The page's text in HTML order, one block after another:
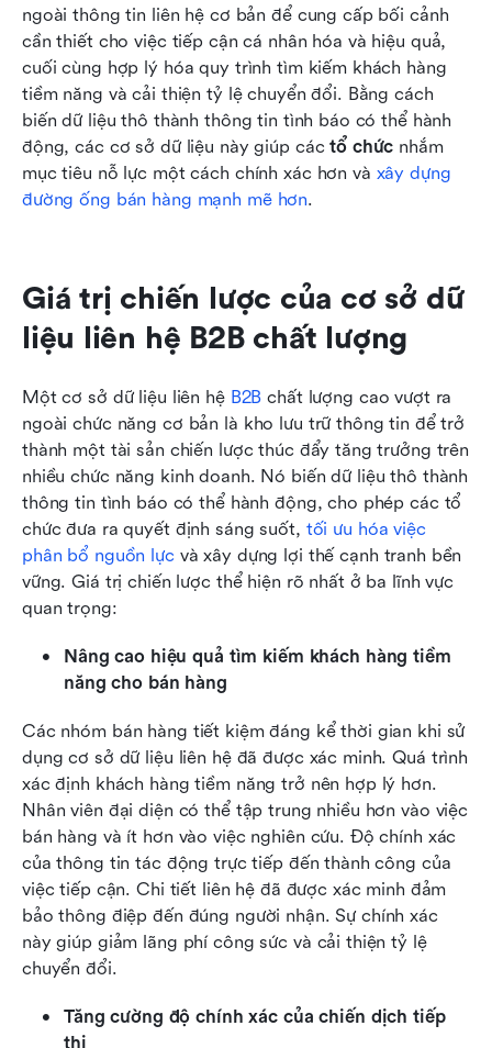
ngoài thông tin liên hệ cơ bản để cung cấp bối cảnh
cần thiết cho việc tiếp cận cá nhân hóa và hiệu quả,
cuối cùng hợp lý hóa quy trình tìm kiếm khách hàng
tiềm năng và cải thiện tỷ lệ chuyển đổi. Bằng cách
biến dữ liệu thô thành thông tin tình báo có thể hành
động, các cơ sở dữ liệu này giúp các tổ chức nhắm
mục tiêu nỗ lực một cách chính xác hơn và xây dựng
đường ống bán hàng mạnh mẽ hơn.
Giá trị chiến lược của cơ sở dữ
liệu liên hệ B2B chất lượng
Một cơ sở dữ liệu liên hệ B2B chất lượng cao vượt ra
ngoài chức năng cơ bản là kho lưu trữ thông tin để trở
thành một tài sản chiến lược thúc đẩy tăng trưởng trên
nhiều chức năng kinh doanh. Nó biến dữ liệu thô thành
thông tin tình báo có thể hành động, cho phép các tổ
chức đưa ra quyết định sáng suốt, tối ưu hóa việc
phân bổ nguồn lực và xây dựng lợi thế cạnh tranh bền
vững. Giá trị chiến lược thể hiện rõ nhất ở ba lĩnh vực
quan trọng:
Nâng cao hiệu quả tìm kiếm khách hàng tiềm
năng cho bán hàng
Các nhóm bán hàng tiết kiệm đáng kể thời gian khi sử
dụng cơ sở dữ liệu liên hệ đã được xác minh. Quá trình
xác định khách hàng tiềm năng trở nên hợp lý hơn.
Nhân viên đại diện có thể tập trung nhiều hơn vào việc
bán hàng và ít hơn vào việc nghiên cứu. Độ chính xác
của thông tin tác động trực tiếp đến thành công của
việc tiếp cận. Chi tiết liên hệ đã được xác minh đảm
bảo thông điệp đến đúng người nhận. Sự chính xác
này giúp giảm lãng phí công sức và cải thiện tỷ lệ
chuyển đổi.
Tăng cường độ chính xác của chiến dịch tiếp
thị